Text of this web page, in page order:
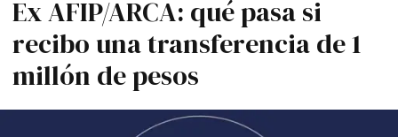
Ex AFIP/ARCA: qué pasa si
recibo una transferencia de 1
millón de pesos